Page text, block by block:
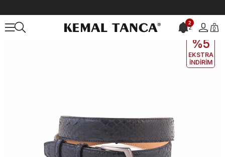
2
2 0
EKLE5
%5
EKSTRA
İNDİRİM